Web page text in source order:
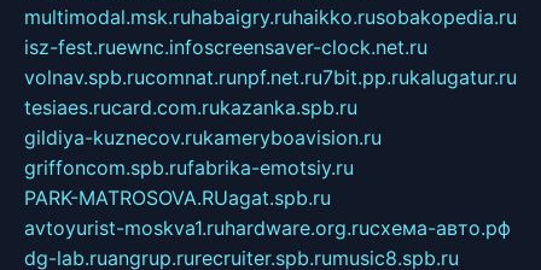
multimodal.msk.ruhabaigry.ruhaikko.rusobakopedia.ru
isz-fest.ruewnc.infoscreensaver-clock.net.ru
volnav.spb.rucomnat.runpf.net.ru7bit.pp.rukalugatur.ru
tesiaes.rucard.com.rukazanka.spb.ru
gildiya-kuznecov.rukameryboavision.ru
griffoncom.spb.rufabrika-emotsiy.ru
PARK-MATROSOVA.RUagat.spb.ru
avtoyurist-moskva1.ruhardware.org.ruсхема-авто.рф
dg-lab.ruangrup.rurecruiter.spb.rumusic8.spb.ru